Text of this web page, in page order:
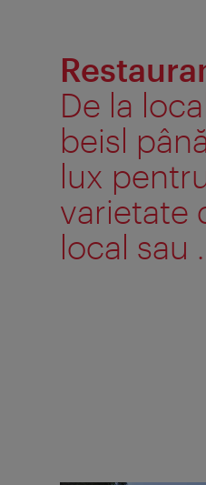
De la
beisl
lux
varietate
local sau